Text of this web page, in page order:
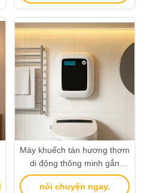
Máy khuếch tán hương thơm
di động thông minh gắn
tường cho khách sạn nhỏ
nói chuyện ngay.